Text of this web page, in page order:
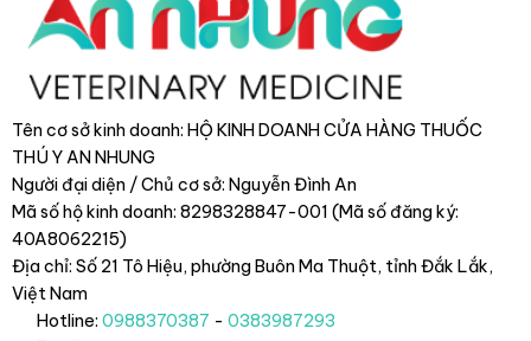
Tên cơ sở kinh doanh: HỘ KINH DOANH CỬA HÀNG THUỐC
THÚ Y AN NHUNG
Người đại diện / Chủ cơ sở: Nguyễn Đình An
Mã số hộ kinh doanh: 8298328847-001 (Mã số đăng ký:
40A8062215)
Địa chỉ: Số 21 Tô Hiệu, phường Buôn Ma Thuột, tỉnh Đắk Lắk,
Việt Nam
Hotline: 0988370387 - 0383987293